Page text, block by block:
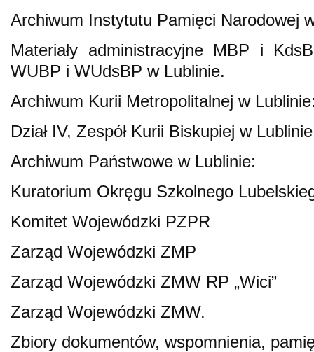
Archiwum Instytutu Pamięci Narodowej
Materiały administracyjne MBP i
WUBP i WUdsBP w Lublinie.
Archiwum Kurii Metropolitalnej w
Dział IV, Zespół Kurii Biskupiej w
Archiwum Państwowe w Lublinie:
Kuratorium Okręgu Szkolnego
Komitet Wojewódzki PZPR
Zarząd Wojewódzki ZMP
Zarząd Wojewódzki ZMW RP „Wici”
Zarząd Wojewódzki ZMW.
Zbiory dokumentów, wspomnienia,